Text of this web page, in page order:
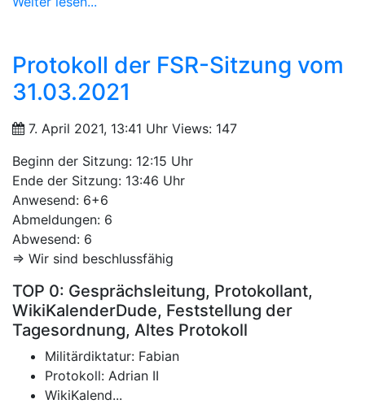
Protokoll der FSR-Sitzung vom
31.03.2021
7. April 2021, 13:41 Uhr Views: 147
Beginn der Sitzung: 12:15 Uhr
Ende der Sitzung: 13:46 Uhr
Anwesend: 6+6
Abmeldungen: 6
Abwesend: 6
=> Wir sind beschlussfähig
TOP 0: Gesprächsleitung, Protokollant,
WikiKalenderDude, Feststellung der
Tagesordnung, Altes Protokoll
Militärdiktatur: Fabian
Protokoll: Adrian II
WikiKalend...